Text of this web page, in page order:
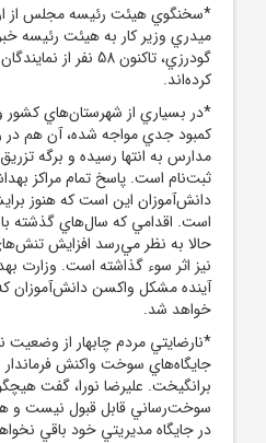
*سخنگوي هيئت رئيسه مجلس از
ميدري وزير کار به هيئت رئيسه
گودرزي، تاکنون 58
کرده‌اند.
*در بسياري از شهرستان‌هاي کشور
کمبود جدي مواجه شده، آن ‌هم در
مدارس به انتها رسيده و برگه
ثبت‌نام است. پاسخ تمام مراکز
دانش‌آموزان اين است که هنوز
است. اقدامي که سال‌هاي گذشته
حالا به نظر مي‌رسد افزايش
آينده مشکل واکسن دانش‌آموزان
خواهد شد.
*نارضايتي مردم چابهار از
جايگاه‌هاي سوخت واکنش فرماندار
برانگيخت. عليرضا نورا، گفت
سوخت‌رساني قابل قبول نيست و
در جايگاه مديريتي خود باقي